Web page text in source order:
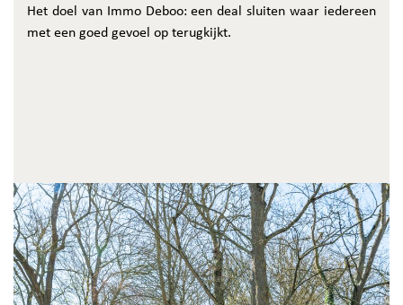
Het doel van Immo Deboo: een deal sluiten waar iedereen
met een goed gevoel op terugkijkt.